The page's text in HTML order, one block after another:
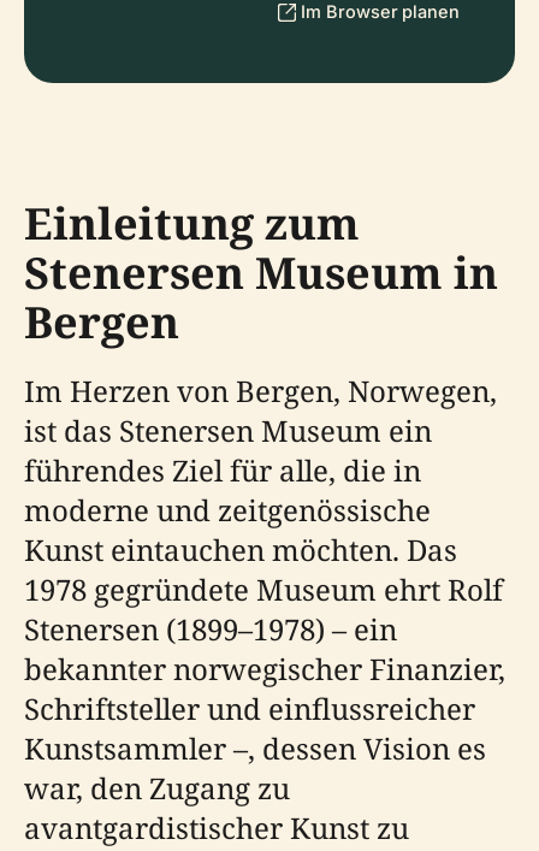
Im Browser planen
Einleitung zum
Stenersen Museum in
Bergen
Im Herzen von Bergen, Norwegen,
ist das Stenersen Museum ein
führendes Ziel für alle, die in
moderne und zeitgenössische
Kunst eintauchen möchten. Das
1978 gegründete Museum ehrt Rolf
Stenersen (1899–1978) – ein
bekannter norwegischer Finanzier,
Schriftsteller und einflussreicher
Kunstsammler –, dessen Vision es
war, den Zugang zu
avantgardistischer Kunst zu